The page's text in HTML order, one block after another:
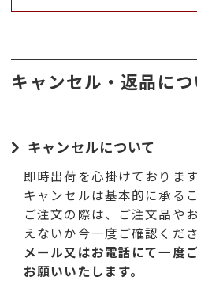
キャンセル・返品につ
キャンセルについて
即時出荷を心掛けておりま
キャンセルは基本的に承る
ご注文の際は、ご注文品や
えないか今一度ご確認くだ
メール又はお電話にて一度
お願いいたします。